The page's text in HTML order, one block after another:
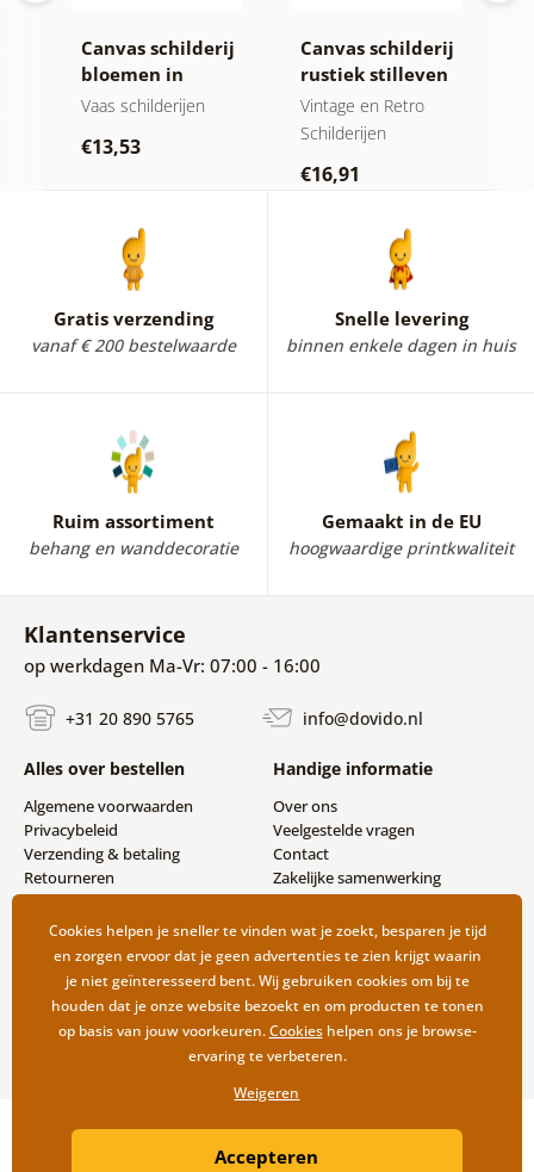
Canvas schilderij
bloemen in
zwarte vaas
Vaas schilderijen
€13,53
Canvas schilderij
rustiek stilleven
Vintage en Retro
Schilderijen
€16,91
Gratis verzending
vanaf € 200 bestelwaarde
Snelle levering
binnen enkele dagen in huis
Ruim assortiment
behang en wanddecoratie
Gemaakt in de EU
hoogwaardige printkwaliteit
Klantenservice
op werkdagen Ma-Vr: 07:00 - 16:00
+31 20 890 5765 info@dovido.nl
Alles over bestellen
Algemene voorwaarden
Privacybeleid
Verzending & betaling
Retourneren
Handige informatie
Over ons
Veelgestelde vragen
Contact
Zakelijke samenwerking
Copyright ©2019 © Dovido.nl.
Litvanyi.sk| Webshop ontwikkeld door
Cookies helpen je sneller te vinden wat je zoekt, besparen je tijd
en zorgen ervoor dat je geen advertenties te zien krijgt waarin
je niet geïnteresseerd bent. Wij gebruiken cookies om bij te
houden dat je onze website bezoekt en om producten te tonen
op basis van jouw voorkeuren.Cookieshelpen ons je browse-
ervaring te verbeteren.
Weigeren
Accepteren